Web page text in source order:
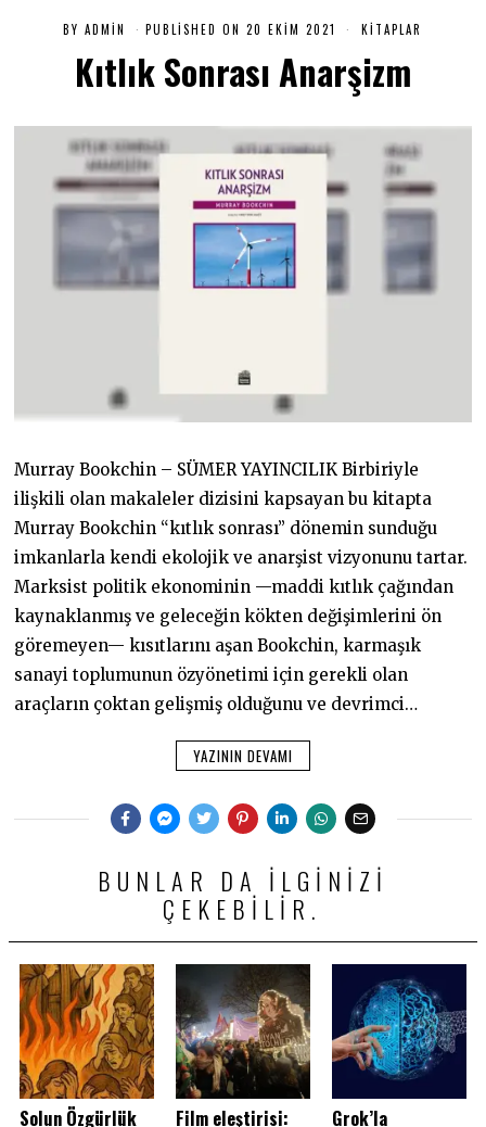
BYADMIN PUBLISHED ON 20 EKIM 2021
K
2
KITAPLAR
Kıtlık Sonrası Anarşizm
Murray Bookchin – SÜMER YAYINCILIK Birbiriyle
ilişkili olan makaleler dizisini kapsayan bu kitapta
Murray Bookchin “kıtlık sonrası” dönemin sunduğu
imkanlarla kendi ekolojik ve anarşist vizyonunu tartar.
Marksist politik ekonominin —maddi kıtlık çağından
kaynaklanmış ve geleceğin kökten değişimlerini ön
göremeyen— kısıtlarını aşan Bookchin, karmaşık
sanayi toplumunun özyönetimi için gerekli olan
araçların çoktan gelişmiş olduğunu ve devrimci…
YAZININ DEVAMI
BUNLAR DA ILGINIZI
ÇEKEBILIR.
Solun Özgürlük Film eleştirisi: Grok’la